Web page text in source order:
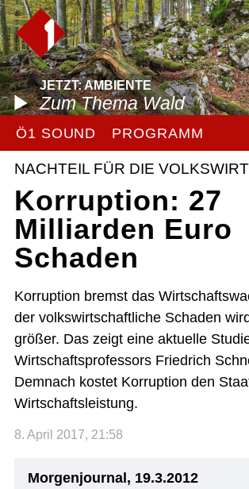
JETZT: AMBIENTE
Zum Thema Wald
Ö1 SOUND PROGRAMM
NACHTEIL FÜR DIE
Korruption: 27
Milliarden Euro
Schaden
Korruption bremst das
der volkswirtschaftliche Schaden
größer. Das zeigt eine aktuelle
Wirtschaftsprofessors Friedrich
Demnach kostet Korruption den
Wirtschaftsleistung.
8. April 2017, 21:58
Morgenjournal, 19.3.2012